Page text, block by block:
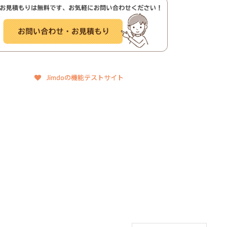
Jimdoの機能テストサイト